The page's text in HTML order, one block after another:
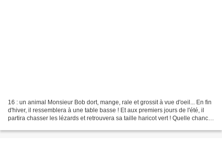
16 : un animal Monsieur Bob dort, mange, rale et grossit à vue d'oeil... En fin
d'hiver, il ressemblera à une table basse ! Et aux premiers jours de l'été, il
partira chasser les lézards et retrouvera sa taille haricot vert ! Quelle chance